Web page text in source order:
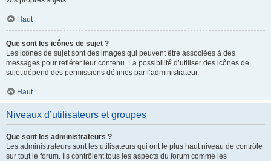
Haut
Que sont les icônes de sujet ?
Les icônes de sujet sont des images qui peuvent être associées à des
messages pour refléter leur contenu. La possibilité d’utiliser des icônes de
sujet dépend des permissions définies par l’administrateur.
Haut
Niveaux d’utilisateurs et groupes
Que sont les administrateurs ?
Les administrateurs sont les utilisateurs qui ont le plus haut niveau de contrôle
sur tout le forum. Ils contrôlent tous les aspects du forum comme les